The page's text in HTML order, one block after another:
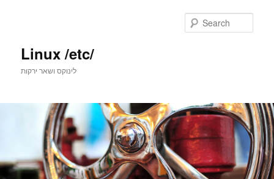
Linux /etc/
לינוקס ושאר ירקות